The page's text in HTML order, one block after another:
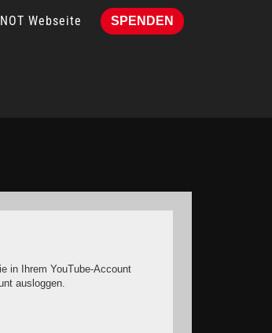
Webseite SPENDEN
in Ihrem YouTube-Account
ausloggen.